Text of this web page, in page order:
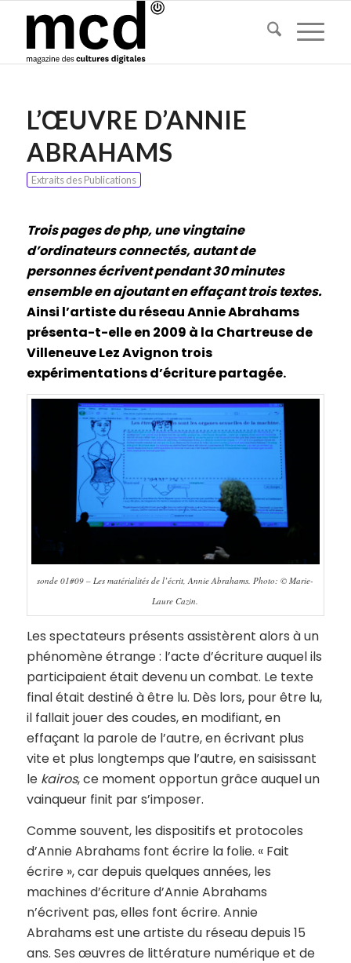
L’ŒUVRE D’ANNIE
ABRAHAMS
Extraits des Publications
Trois pages de php, une vingtaine
d’ordinateurs connectés, autant de
personnes écrivent pendant 30 minutes
ensemble en ajoutant en effaçant trois textes.
Ainsi l’artiste du réseau Annie Abrahams
présenta-t-elle en 2009 à la Chartreuse de
Villeneuve Lez Avignon trois
expérimentations d’écriture partagée.
sonde 01#09 – Les matérialités de l’écrit, Annie Abrahams. Photo: © Marie-
Laure Cazin.
Les spectateurs présents assistèrent alors à un
phénomène étrange : l’acte d’écriture auquel ils
participaient était devenu un combat. Le texte
final était destiné à être lu. Dès lors, pour être lu,
il fallait jouer des coudes, en modifiant, en
effaçant la parole de l’autre, en écrivant plus
vite et plus longtemps que l’autre, en saisissant
le kairos, ce moment opportun grâce auquel un
vainqueur finit par s’imposer.
Comme souvent, les dispositifs et protocoles
d’Annie Abrahams font écrire la folie. « Fait
écrire », car depuis quelques années, les
machines d’écriture d’Annie Abrahams
n’écrivent pas, elles font écrire. Annie
Abrahams est une artiste du réseau depuis 15
ans. Ses œuvres de littérature numérique et de